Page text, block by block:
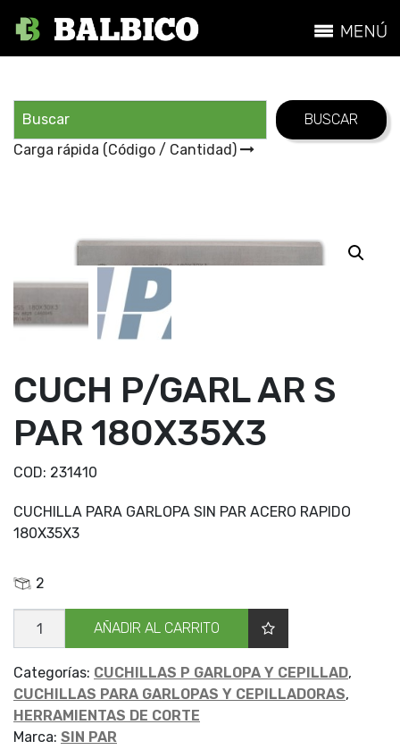
Carga rápida (Código / Cantidad)
CUCH P/GARL AR S
PAR 180X35X3
COD: 231410
CUCHILLA PARA GARLOPA SIN PAR ACERO RAPIDO
180X35X3
2
CUCH
P/GARL
AR
PAR
180X35X3
cantidad
AÑADIR AL CARRITO
Categorías: CUCHILLAS P GARLOPA Y CEPILLAD,
CUCHILLAS PARA GARLOPAS Y CEPILLADORAS,
HERRAMIENTAS DE CORTE
Marca: SIN PAR